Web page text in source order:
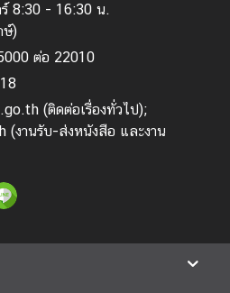
ร์ 8:30 - 16:30 น.
ษ์)
ต่อ 22010
(ติดต่อเรื่องทั่วไป);
(งานรับ-ส่งหนังสือ และงาน